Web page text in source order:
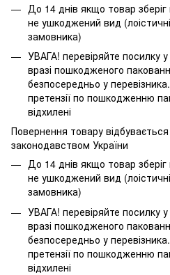
До 14 днів якщо товар зберіг
не ушкоджений вид
замовника)
УВАГА! перевіряйте посилку у
вразі пошкодженого
безпосередньо у
претензії по пошкодженню
відхилені
Повернення товару відбувається
законодавством України
До 14 днів якщо товар зберіг
не ушкоджений вид
замовника)
УВАГА! перевіряйте посилку у
вразі пошкодженого
безпосередньо у
претензії по пошкодженню
відхилені